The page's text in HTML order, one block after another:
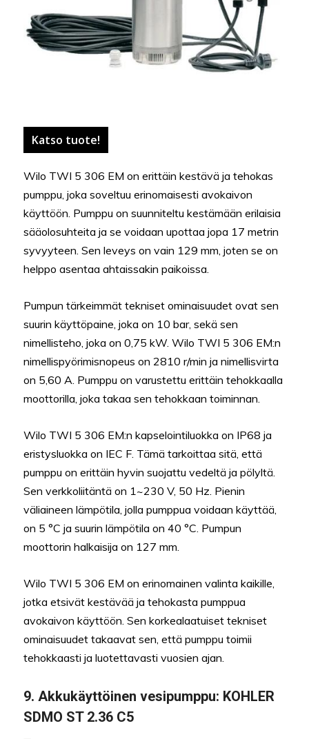
Katso tuote!
Wilo TWI 5 306 EM on erittäin kestävä ja tehokas
pumppu, joka soveltuu erinomaisesti avokaivon
käyttöön. Pumppu on suunniteltu kestämään erilaisia
sääolosuhteita ja se voidaan upottaa jopa 17 metrin
syvyyteen. Sen leveys on vain 129 mm, joten se on
helppo asentaa ahtaissakin paikoissa.
Pumpun tärkeimmät tekniset ominaisuudet ovat sen
suurin käyttöpaine, joka on 10 bar, sekä sen
nimellisteho, joka on 0,75 kW. Wilo TWI 5 306 EM:n
nimellispyörimisnopeus on 2810 r/min ja nimellisvirta
on 5,60 A. Pumppu on varustettu erittäin tehokkaalla
moottorilla, joka takaa sen tehokkaan toiminnan.
Wilo TWI 5 306 EM:n kapselointiluokka on IP68 ja
eristysluokka on IEC F. Tämä tarkoittaa sitä, että
pumppu on erittäin hyvin suojattu vedeltä ja pölyltä.
Sen verkkoliitäntä on 1~230 V, 50 Hz. Pienin
väliaineen lämpötila, jolla pumppua voidaan käyttää,
on 5 °C ja suurin lämpötila on 40 °C. Pumpun
moottorin halkaisija on 127 mm.
Wilo TWI 5 306 EM on erinomainen valinta kaikille,
jotka etsivät kestävää ja tehokasta pumppua
avokaivon käyttöön. Sen korkealaatuiset tekniset
ominaisuudet takaavat sen, että pumppu toimii
tehokkaasti ja luotettavasti vuosien ajan.
9. Akkukäyttöinen vesipumppu: KOHLER
SDMO ST 2.36 C5